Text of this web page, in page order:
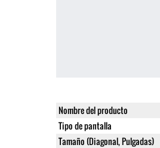
Nombre del producto
Tipo de pantalla
Tamaño (Diagonal, Pulgadas)